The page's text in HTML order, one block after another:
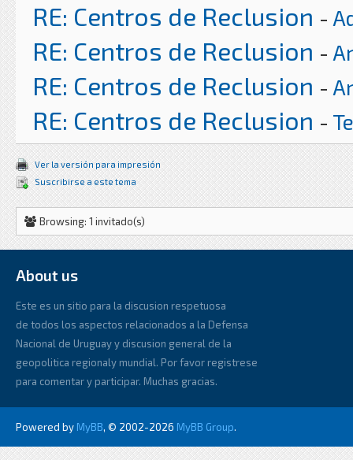
RE: Centros de Reclusion -
RE: Centros de Reclusion -
RE: Centros de Reclusion -
RE: Centros de Reclusion -
Ver la versión para impresión
Suscribirse a este tema
Browsing: 1 invitado(s)
About us
Este es un sitio para la discusion respetuosa
de todos los aspectos relacionados a la Defensa
Nacional de Uruguay y discusion general de la
geopolitica regionaly mundial. Por favor registrese
para comentar y participar. Muchas gracias.
Powered by MyBB, © 2002-2026 MyBB Group.